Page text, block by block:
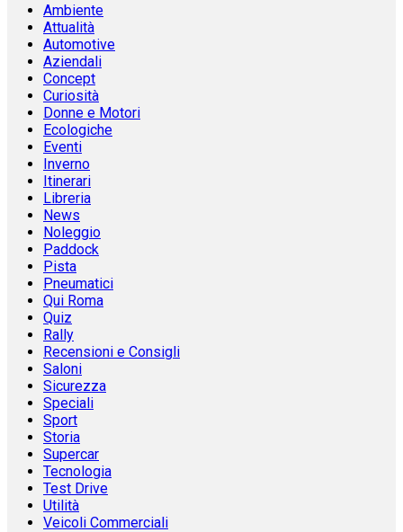
Ambiente
Attualità
Automotive
Aziendali
Concept
Curiosità
Donne e Motori
Ecologiche
Eventi
Inverno
Itinerari
Libreria
News
Noleggio
Paddock
Pista
Pneumatici
Qui Roma
Quiz
Rally
Recensioni e Consigli
Saloni
Sicurezza
Speciali
Sport
Storia
Supercar
Tecnologia
Test Drive
Utilità
Veicoli Commerciali